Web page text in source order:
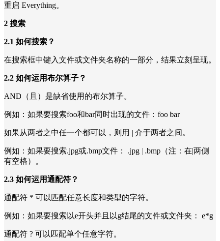
重启 Everything。
2 搜索
2.1 如何搜索？
在搜索框中键入文件或文件夹名称的一部分，结果立刻呈现。
2.2 如何运用布尔算子？
AND（且）是缺省使用的布尔算子。
例如：如果要搜索foo和bar同时出现的文件：foo bar
如果从两者之中任一个都可以，则用 | 介于两者之间。
例如：如果要搜索.jpg或.bmp文件： .jpg | .bmp（注：在|两侧
有空格）。
2.3 如何运用通配符？
通配符 * 可以匹配任意长度和类型的字符。
例如：如果要搜索以e开头并且以g结尾的文件或文件夹： e*g
通配符 ? 可以匹配单个任意字符。